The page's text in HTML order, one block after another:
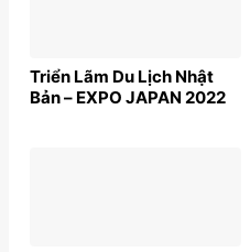
Triển Lãm Du Lịch Nhật
Bản – EXPO JAPAN 2022